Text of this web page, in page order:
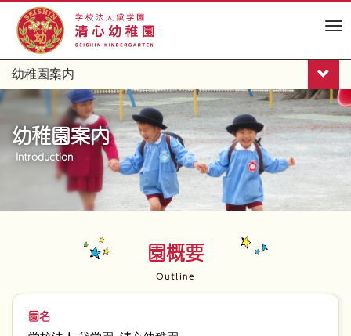
M
u
幼稚園案内
幼稚園案内
Introduction
園概要
Outline
園名